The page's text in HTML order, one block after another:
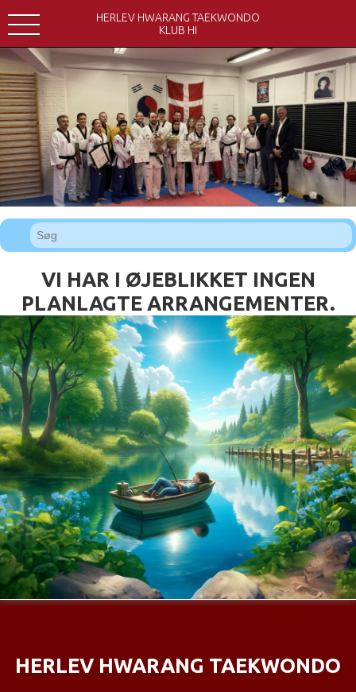
HERLEV HWARANG TAEKWONDO
KLUB HI
VI HAR I ØJEBLIKKET INGEN
PLANLAGTE ARRANGEMENTER.
HERLEV HWARANG TAEKWONDO